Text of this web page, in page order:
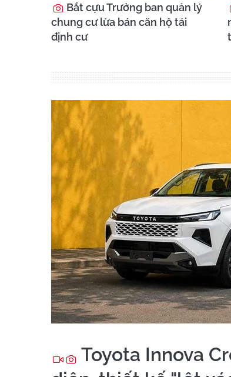
Bắt cựu Trưởng ban quản lý
chung cư lừa bán căn hộ tái
định cư
Toyota Innova